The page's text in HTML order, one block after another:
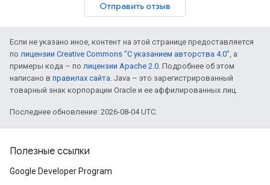
Отправить отзыв
Если не указано иное, контент на этой странице предоставляется
по лицензии Creative Commons "С указанием авторства 4.0", а
примеры кода – по лицензии Apache 2.0. Подробнее об этом
написано в правилах сайта. Java – это зарегистрированный
товарный знак корпорации Oracle и ее аффилированных лиц.
Последнее обновление: 2026-08-04 UTC.
Полезные ссылки
Google Developer Program